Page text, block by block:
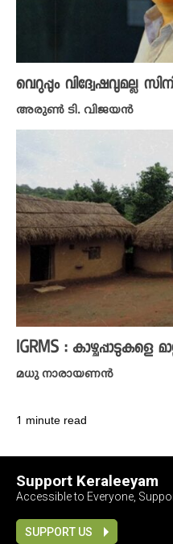
വെറുപ്പും വിദ്വേഷവുമല്ല
അരുണ്‍ ടി. വിജയന്‍
IGRMS : കാഴ്ചപ്പാടുകളെ
മധു നാരായണൻ
1 minute read
Support Keraleeyam
Accessible to Everyone,
SUPPORT US